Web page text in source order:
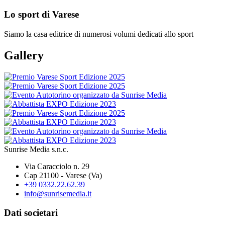
Lo sport di Varese
Siamo la casa editrice di numerosi volumi dedicati allo sport
Gallery
Sunrise Media s.n.c.
Via Caracciolo n. 29
Cap 21100 - Varese (Va)
+39 0332.22.62.39
info@sunrisemedia.it
Dati societari